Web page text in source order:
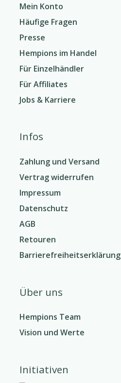
Mein Konto
Häufige Fragen
Presse
Hempions im Handel
Für Einzelhändler
Für Affiliates
Jobs & Karriere
Infos
Zahlung und Versand
Vertrag widerrufen
Impressum
Datenschutz
AGB
Retouren
Barrierefreiheitserklärung
Über uns
Hempions Team
Vision und Werte
Initiativen